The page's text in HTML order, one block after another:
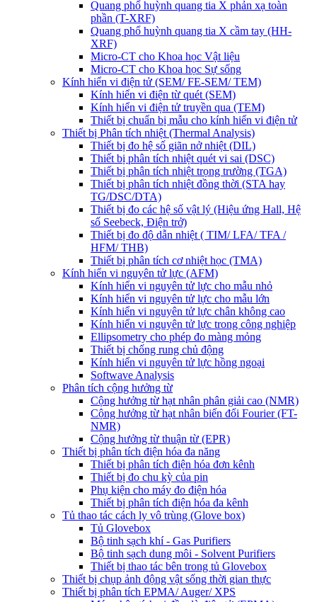
Quang phổ huỳnh quang tia X phản xạ toàn
phần (T-XRF)
Quang phổ huỳnh quang tia X cầm tay (HH-
XRF)
Micro-CT cho Khoa học Vật liệu
Micro-CT cho Khoa học Sự sống
Kính hiển vi điện tử (SEM/ FE-SEM/ TEM)
Kính hiển vi điện từ quét (SEM)
Kính hiển vi điện tử truyền qua (TEM)
Thiết bị chuẩn bị mẫu cho kính hiển vi điện tử
Thiết bị Phân tích nhiệt (Thermal Analysis)
Thiết bị đo hệ số giãn nở nhiệt (DIL)
Thiết bị phân tích nhiệt quét vi sai (DSC)
Thiết bị phân tích nhiệt trọng trường (TGA)
Thiết bị phân tích nhiệt đồng thời (STA hay
TG/DSC/DTA)
Thiết bị đo các hệ số vật lý (Hiệu ứng Hall, Hệ
số Seebeck, Điện trở)
Thiết bị đo độ dẫn nhiệt ( TIM/ LFA/ TFA /
HFM/ THB)
Thiết bị phân tích cơ nhiệt học (TMA)
Kính hiển vi nguyên tử lực (AFM)
Kính hiển vi nguyên tử lực cho mẫu nhỏ
Kính hiển vi nguyên tử lực cho mẫu lớn
Kính hiển vi nguyên tử lực chân không cao
Kính hiển vi nguyên tử lực trong công nghiệp
Ellipsometry cho phép đo màng mỏng
Thiết bị chống rung chủ động
Kính hiển vi nguyên tử lực hồng ngoại
Softwave Analysis
Phân tích cộng hưởng từ
Cộng hưởng từ hạt nhân phân giải cao (NMR)
Cộng hưởng từ hạt nhân biến đổi Fourier (FT-
NMR)
Cộng hưởng từ thuận từ (EPR)
Thiết bị phân tích điện hóa đa năng
Thiết bị phân tích điện hóa đơn kênh
Thiết bị đo chu kỳ của pin
Phụ kiện cho máy đo điện hóa
Thiết bị phân tích điện hóa đa kênh
Tủ thao tác cách ly vô trùng (Glove box)
Tủ Glovebox
Bộ tinh sạch khí - Gas Purifiers
Bộ tinh sạch dung môi - Solvent Purifiers
Thiết bị thao tác bên trong tủ Glovebox
Thiết bị chụp ảnh động vật sống thời gian thực
Thiết bị phân tích EPMA/ Auger/ XPS